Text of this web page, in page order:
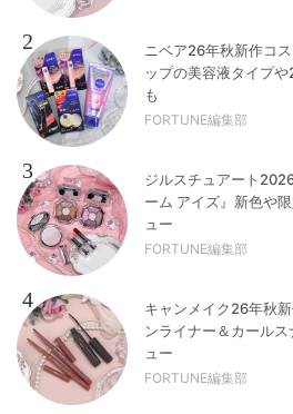
2
ニベア26年秋新作コ
ップの美容液タイプ
も
FORTUNE編集部
3
ジルスチュアート
ーム アイズ』新色や
ュー
FORTUNE編集部
4
キャンメイク26年秋
ンライナー＆カール
ュー
FORTUNE編集部